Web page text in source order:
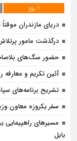
۱ روز
دریای مازندران
درگذشت مامور
حضور سگ‌های
آئین تکریم و معارفه
تشریح برنامه‌های
سفر یکروزه معاون
بابل